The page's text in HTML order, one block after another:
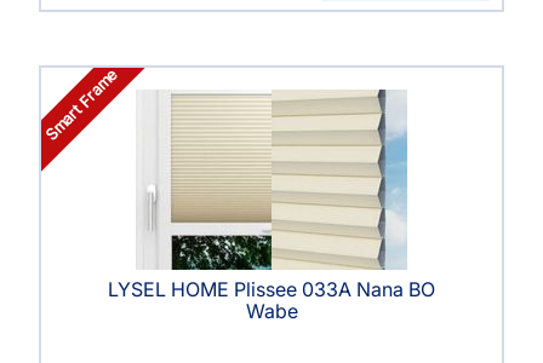
Smart Frame
LYSEL HOME Plissee 033A Nana BO
Wabe